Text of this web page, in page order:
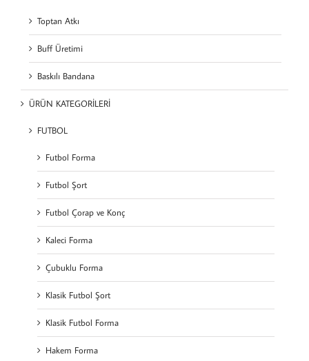
Toptan Atkı
Buff Üretimi
Baskılı Bandana
ÜRÜN KATEGORİLERİ
FUTBOL
Futbol Forma
Futbol Şort
Futbol Çorap ve Konç
Kaleci Forma
Çubuklu Forma
Klasik Futbol Şort
Klasik Futbol Forma
Hakem Forma